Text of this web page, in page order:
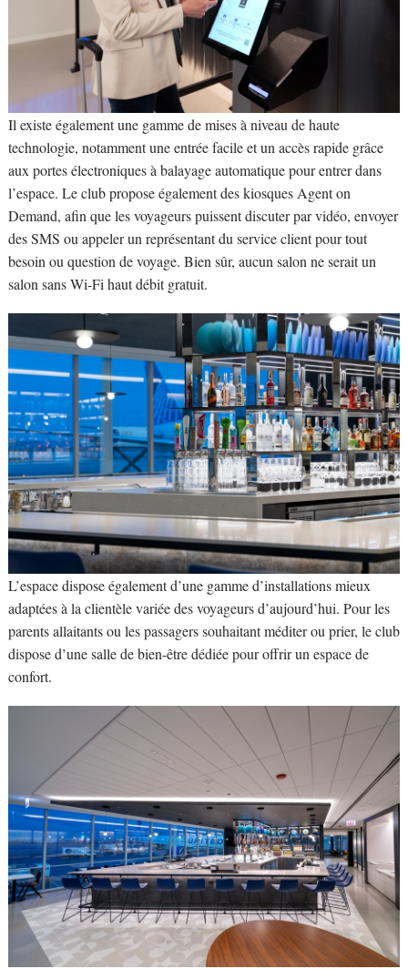
Il existe également une gamme de mises à niveau de haute
technologie, notamment une entrée facile et un accès rapide grâce
aux portes électroniques à balayage automatique pour entrer dans
l’espace. Le club propose également des kiosques Agent on
Demand, afin que les voyageurs puissent discuter par vidéo, envoyer
des SMS ou appeler un représentant du service client pour tout
besoin ou question de voyage. Bien sûr, aucun salon ne serait un
salon sans Wi-Fi haut débit gratuit.
L’espace dispose également d’une gamme d’installations mieux
adaptées à la clientèle variée des voyageurs d’aujourd’hui. Pour les
parents allaitants ou les passagers souhaitant méditer ou prier, le club
dispose d’une salle de bien-être dédiée pour offrir un espace de
confort.